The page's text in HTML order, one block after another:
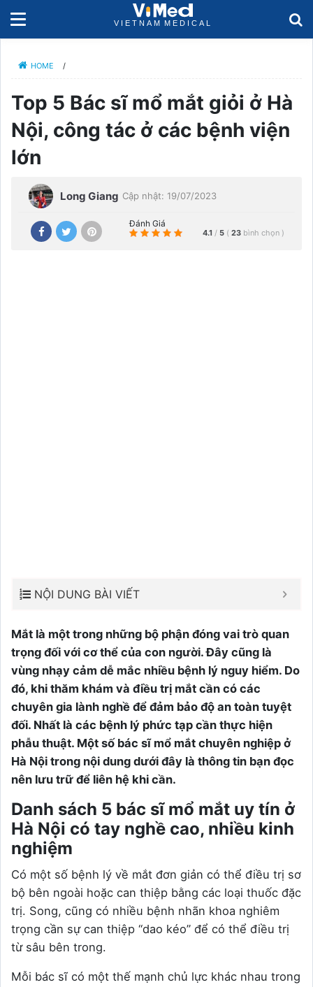
HOME /
Top 5 Bác sĩ mổ mắt giỏi ở Hà
Nội, công tác ở các bệnh viện
lớn
Long Giang Cập nhật: 19/07/2023
Đánh Giá
4.1 / 5 ( 23 bình chọn )
NỘI DUNG BÀI VIẾT
Mắt là một trong những bộ phận đóng vai trò quan
trọng đối với cơ thể của con người. Đây cũng là
vùng nhạy cảm dễ mắc nhiều bệnh lý nguy hiểm. Do
đó, khi thăm khám và điều trị mắt cần có các
chuyên gia lành nghề để đảm bảo độ an toàn tuyệt
đối. Nhất là các bệnh lý phức tạp cần thực hiện
phẫu thuật. Một số bác sĩ mổ mắt chuyên nghiệp ở
Hà Nội trong nội dung dưới đây là thông tin bạn đọc
nên lưu trữ để liên hệ khi cần.
Danh sách 5 bác sĩ mổ mắt uy tín ở
Hà Nội có tay nghề cao, nhiều kinh
nghiệm
Có một số bệnh lý về mắt đơn giản có thể điều trị sơ
bộ bên ngoài hoặc can thiệp bằng các loại thuốc đặc
trị. Song, cũng có nhiều bệnh nhãn khoa nghiêm
trọng cần sự can thiệp “dao kéo” để có thể điều trị
từ sâu bên trong.
Mỗi bác sĩ có một thế mạnh chủ lực khác nhau trong